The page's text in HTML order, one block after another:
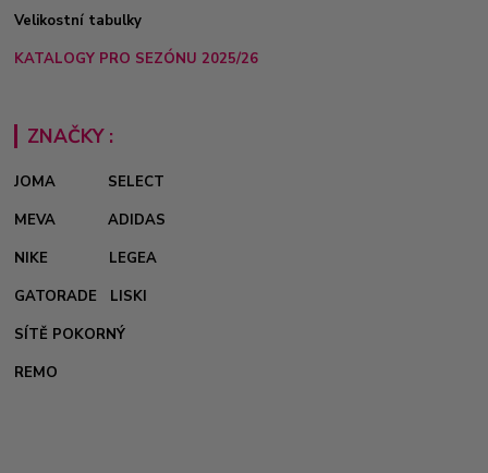
Velikostní tabulky
KATALOGY PRO SEZÓNU 2025/26
ZNAČKY :
JOMA
SELECT
MEVA
ADIDAS
NIKE
LEGEA
GATORADE
LISKI
SÍTĚ POKORNÝ
REMO